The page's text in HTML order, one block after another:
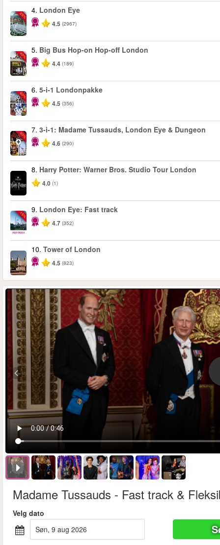
-25%
4. London Eye
4.5 (2967)
-40%
5. Big Bus Hop-on Hop-off London
4.4 (189)
-60%
6. 5-i-1 Londonpakke
4.5 (356)
-30%
7. 3-i-1: Madame Tussauds, London Eye & Dungeon
4.6 (290)
8. Harry Potter: Warner Bros. Studio Tour London
4.0 (1)
-15%
9. London Eye: Fast track
4.7 (352)
10. Tower of London
4.5 (823)
Madame Tussauds - Fast track &
Velg dato
søn, 9 aug 2026